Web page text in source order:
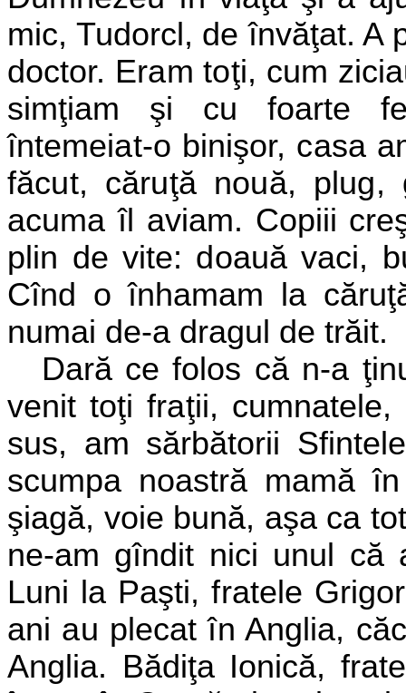
mic, Tudorcl, de învăţat. A
doctor. Eram toţi, cum
simţiam şi cu foarte
întemeiat-o binişor, casa
făcut, căruţă nouă,
acuma îl aviam. Copiii
plin de vite: doauă vaci,
Cînd o înhamam la
numai de-a dragul de trăit.
Dară ce folos că n-a
venit toţi fraţii,
sus, am sărbătorii
scumpa noastră mamă
şiagă, voie bună, aşa ca
ne-am gîndit nici unul că
Luni la Paşti, fratele
ani au plecat în Anglia,
Anglia. Bădiţa Ionică,